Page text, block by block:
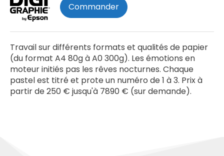
Commander
Travail sur différents formats et qualités de papier
(du format A4 80g à A0 300g). Les émotions en
moteur initiés pas les rêves nocturnes. Chaque
pastel est titré et prote un numéro de 1 à 3. Prix à
partir de 250 € jusqu'à 7890 € (sur demande).